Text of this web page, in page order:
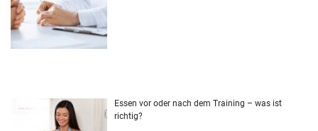
Essen vor oder nach dem Training – was ist
richtig?